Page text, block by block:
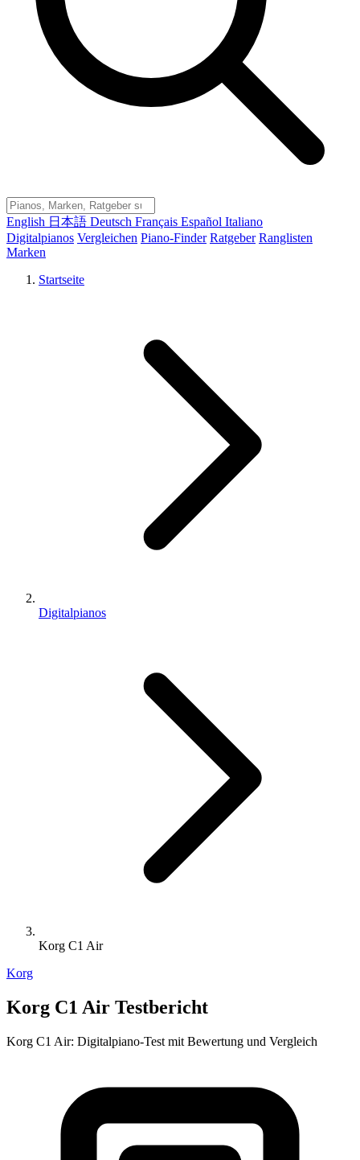
English 日本語 Deutsch Français Español Italiano
Digitalpianos Vergleichen Piano-Finder Ratgeber Ranglisten
Marken
Startseite
Digitalpianos
Korg C1 Air
Korg
Korg C1 Air Testbericht
Korg C1 Air: Digitalpiano-Test mit Bewertung und Vergleich